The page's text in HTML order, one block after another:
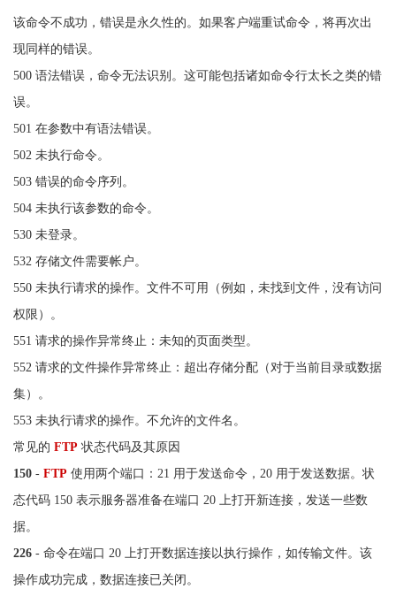
该命令不成功，错误是永久性的。如果客户端重试命令，将再次出
现同样的错误。
500 语法错误，命令无法识别。这可能包括诸如命令行太长之类的错
误。
501 在参数中有语法错误。
502 未执行命令。
503 错误的命令序列。
504 未执行该参数的命令。
530 未登录。
532 存储文件需要帐户。
550 未执行请求的操作。文件不可用（例如，未找到文件，没有访问
权限）。
551 请求的操作异常终止：未知的页面类型。
552 请求的文件操作异常终止：超出存储分配（对于当前目录或数据
集）。
553 未执行请求的操作。不允许的文件名。
常见的 FTP 状态代码及其原因
150 - FTP 使用两个端口：21 用于发送命令，20 用于发送数据。状
态代码 150 表示服务器准备在端口 20 上打开新连接，发送一些数
据。
226 - 命令在端口 20 上打开数据连接以执行操作，如传输文件。该
操作成功完成，数据连接已关闭。